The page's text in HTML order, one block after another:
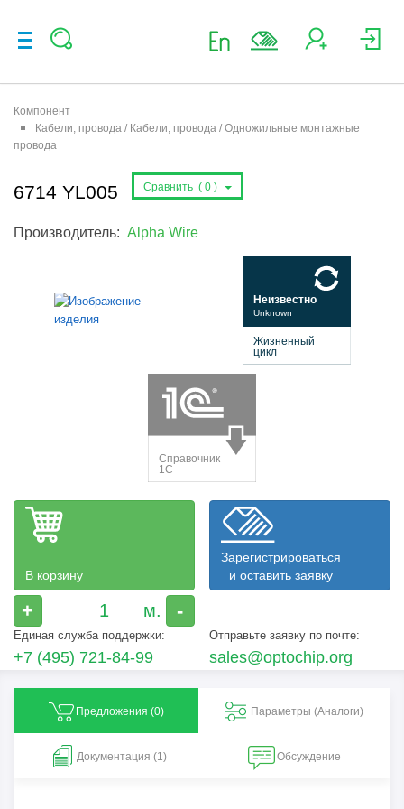
Компонент
Кабели, провода / Кабели, провода / Одножильные монтажные
провода
6714 YL005 Сравнить ( 0 )
Производитель: Alpha Wire
В корзину
+ -
Зарегистрироваться
и оставить заявку
Единая служба поддержки:
+7 (495) 721-84-99
Отправьте заявку по почте:
sales@optochip.org
Предложения (0) Параметры (Aналоги)
Документация (1) Обсуждение